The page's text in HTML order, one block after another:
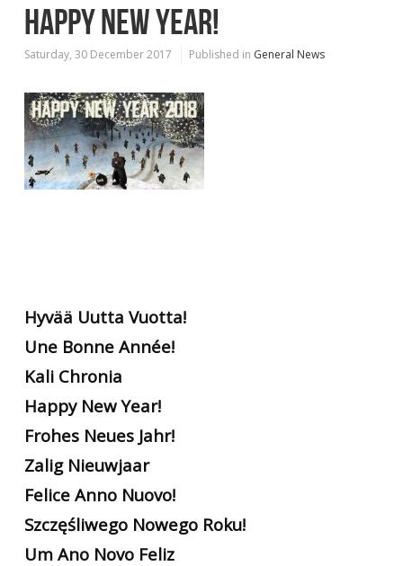
HAPPY NEW YEAR!
Saturday, 30 December 2017 Published in General News
Hyvää Uutta Vuotta!
Une Bonne Année!
Kali Chronia
Happy New Year!
Frohes Neues Jahr!
Zalig Nieuwjaar
Felice Anno Nuovo!
Szczęśliwego Nowego Roku!
Um Ano Novo Feliz